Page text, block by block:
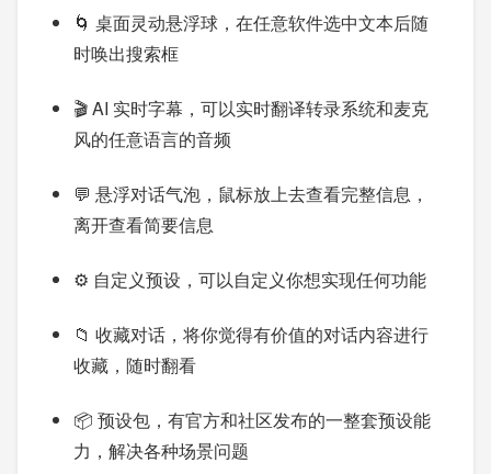
🌀 桌面灵动悬浮球，在任意软件选中文本后随
时唤出搜索框
🎬 AI 实时字幕，可以实时翻译转录系统和麦克
风的任意语言的音频
💬 悬浮对话气泡，鼠标放上去查看完整信息，
离开查看简要信息
⚙️ 自定义预设，可以自定义你想实现任何功能
📁 收藏对话，将你觉得有价值的对话内容进行
收藏，随时翻看
📦 预设包，有官方和社区发布的一整套预设能
力，解决各种场景问题